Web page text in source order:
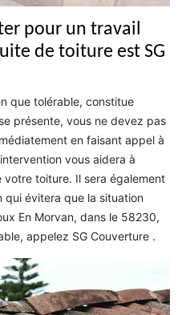
pour un travail
de toiture est SG
que tolérable, constitue
présente, vous ne devez pas
en faisant appel à
vous aidera à
toiture. Il sera également
qui évitera que la situation
En Morvan, dans le 58230,
appelez SG Couverture .